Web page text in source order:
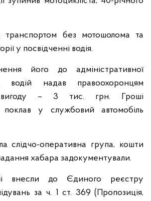
транспортом без мотошолома та
у посвідченні водія.
його до адміністративної
водій надав правоохоронцям
вигоду – 3 тис. грн. Гроші
у службовий автомобіль
слідчо-оперативна група, кошти
хабара задокументували.
внесли до Єдиного реєстру
за ч. 1 ст. 369 (Пропозиція,